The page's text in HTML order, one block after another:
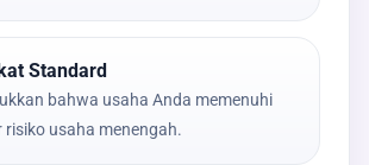
Standard
bahwa usaha Anda memenuhi
risiko usaha menengah.